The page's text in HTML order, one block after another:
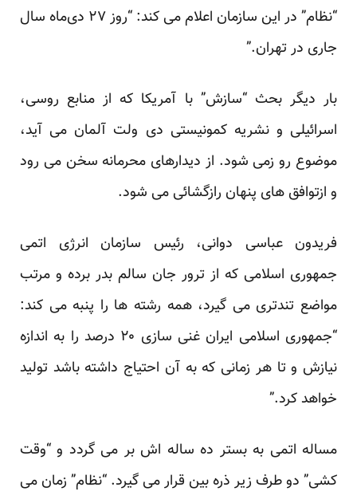
“نظام” در این سازمان اعلام می کند: “روز ۲۷ دی‌ماه سال
جاری در تهران.”
بار دیگر بحث “سازش” با آمریکا که از منابع روسی،
اسرائیلی و نشریه کمونیستی دی ولت آلمان می آید،
موضوع رو زمی شود. از دیدارهای محرمانه سخن می رود
و ازتوافق های پنهان رازگشائی می شود.
فریدون عباسی دوانی، رئیس سازمان انرژی اتمی
جمهوری اسلامی که از ترور جان سالم بدر برده و مرتب
مواضع تندتری می گیرد، همه رشته ها را پنبه می کند:
“جمهوری اسلامی ایران غنی سازی ۲۰ درصد را به اندازه
نیازش و تا هر زمانی که به آن احتیاج داشته باشد تولید
خواهد کرد.”
مساله اتمی به بستر ده ساله اش بر می گردد و “وقت
کشی” دو طرف زیر ذره بین قرار می گیرد. “نظام” زمان می